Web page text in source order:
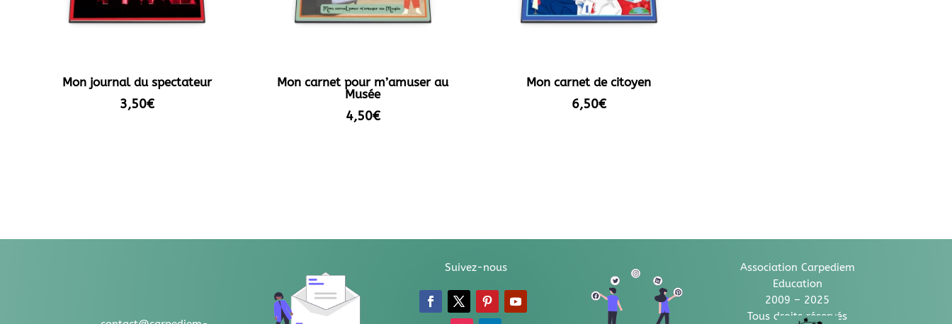
Mon journal du spectateur
3,50€
Mon carnet pour m’amuser au
Musée
4,50€
Mon carnet de citoyen
6,50€
Suivez-nous
Association Carpediem
Education
2009 – 2025
Tous droits réservés